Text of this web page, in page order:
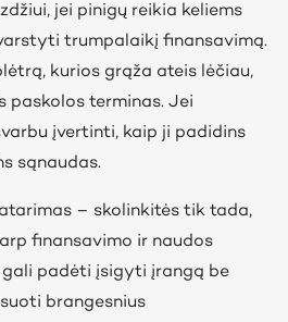
jei pinigų reikia keliems
trumpalaikį finansavimą.
kurios grąža ateis lėčiau,
paskolos terminas. Jei
įvertinti, kaip ji padidins
sąnaudas.
– skolinkitės tik tada,
finansavimo ir naudos
gali padėti įsigyti įrangą be
brangesnius